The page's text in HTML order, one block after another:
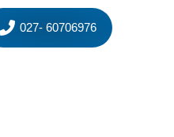
027- 60706976